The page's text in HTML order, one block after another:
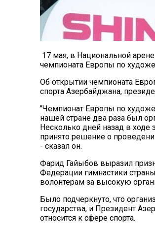
17 мая, в Национальной
чемпионата Европы по
Об открытии чемпионата
спорта Азербайджана,
"Чемпионат Европы по
нашей стране два раза был
Несколько дней назад в
принято решение о
- сказал он.
Фарид Гайыбов выразил
Федерации гимнастики
волонтерам за высокую
Было подчеркнуто, что
государства, и Президент
относится к сфере спорта.